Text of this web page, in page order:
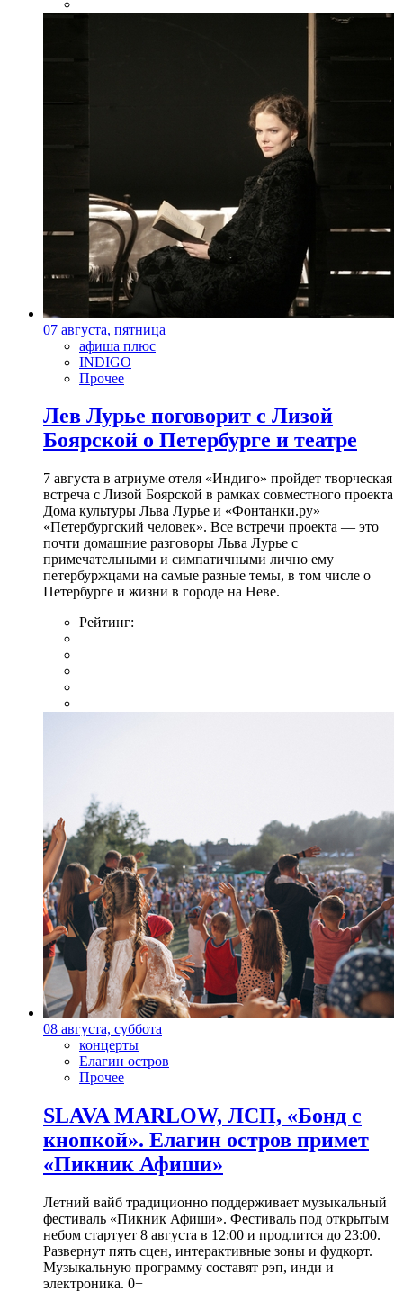
07 августа, пятница
афиша плюс
INDIGO
Прочее
Лев Лурье поговорит с Лизой
Боярской о Петербурге и театре
7 августа в атриуме отеля «Индиго» пройдет творческая
встреча с Лизой Боярской в рамках совместного проекта
Дома культуры Льва Лурье и «Фонтанки.ру»
«Петербургский человек». Все встречи проекта — это
почти домашние разговоры Льва Лурье с
примечательными и симпатичными лично ему
петербуржцами на самые разные темы, в том числе о
Петербурге и жизни в городе на Неве.
Рейтинг:
08 августа, суббота
концерты
Елагин остров
Прочее
SLAVA MARLOW, ЛСП, «Бонд с
кнопкой». Елагин остров примет
«Пикник Афиши»
Летний вайб традиционно поддерживает музыкальный
фестиваль «Пикник Афиши». Фестиваль под открытым
небом стартует 8 августа в 12:00 и продлится до 23:00.
Развернут пять сцен, интерактивные зоны и фудкорт.
Музыкальную программу составят рэп, инди и
электроника. 0+